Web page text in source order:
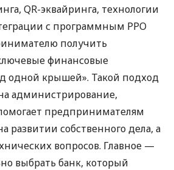
QR-эквайринга, технологии
с программным РРО
получить
финансовые
одной крышей». Такой подход
администрирование,
предпринимателям
развитии собственного дела, а
вопросов. Главное —
выбрать банк, который